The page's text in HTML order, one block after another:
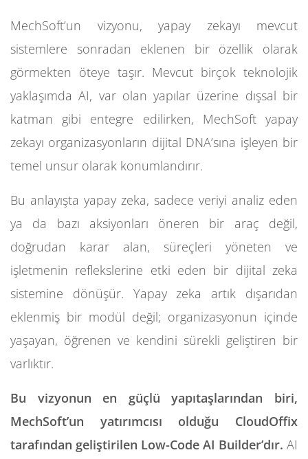
MechSoft’un vizyonu, yapay zekayı mevcut
sistemlere sonradan eklenen bir özellik olarak
görmekten öteye taşır. Mevcut birçok teknolojik
yaklaşımda AI, var olan yapılar üzerine dışsal bir
katman gibi entegre edilirken, MechSoft yapay
zekayı organizasyonların dijital DNA’sına işleyen bir
temel unsur olarak konumlandırır.
Bu anlayışta yapay zeka, sadece veriyi analiz eden
ya da bazı aksiyonları öneren bir araç değil,
doğrudan karar alan, süreçleri yöneten ve
işletmenin reflekslerine etki eden bir dijital zeka
sistemine dönüşür. Yapay zeka artık dışarıdan
eklenmiş bir modül değil; organizasyonun içinde
yaşayan, öğrenen ve kendini sürekli geliştiren bir
varlıktır.
Bu vizyonun en güçlü yapıtaşlarından biri,
MechSoft’un yatırımcısı olduğu CloudOffix
tarafından geliştirilen Low-Code AI Builder’dır. AI